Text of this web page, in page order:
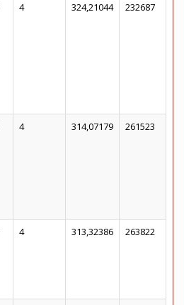
4 324,21044 232687
4 314,07179 261523
4 313,32386 263822